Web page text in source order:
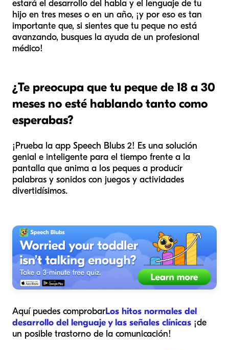
estará el desarrollo del habla y el lenguaje de tu
hijo en tres meses o en un año, ¡y por eso es tan
importante que, si sientes que tu peque no está
avanzando, busques la ayuda de un profesional
médico!
¿Te preocupa que tu peque de 18 a 30
meses no esté hablando tanto como
esperabas?
¡Prueba la app Speech Blubs 2! Es una solución
genial e inteligente para el tiempo frente a la
pantalla que anima a los peques a producir
palabras y sonidos con juegos y actividades
divertidísimos.
Aquí puedes comprobarLos hitos normales del
desarrollo del lenguaje y las señales clínicas ¡de
un posible trastorno de la comunicación!